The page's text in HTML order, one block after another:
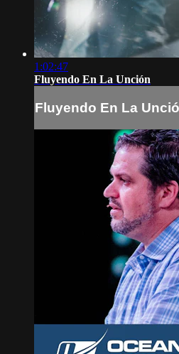
1:02:47
Fluyendo En La Unción
Fluyendo En La